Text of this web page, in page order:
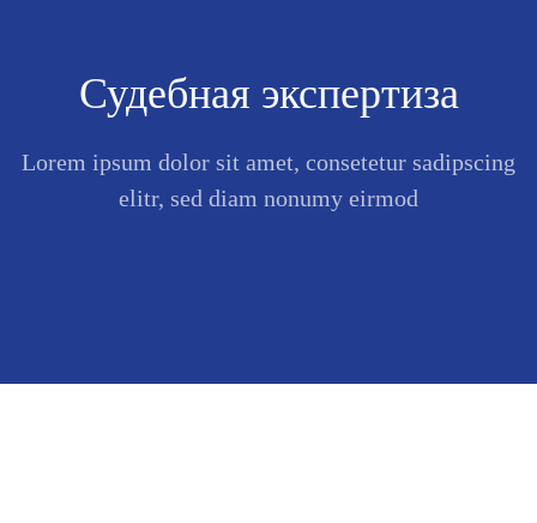
Судебная экспертиза
Lorem ipsum dolor sit amet, consetetur sadipscing
elitr, sed diam nonumy eirmod